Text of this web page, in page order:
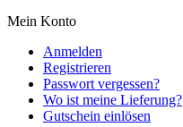
Mein Konto
Anmelden
Registrieren
Passwort vergessen?
Wo ist meine Lieferung?
Gutschein einlösen